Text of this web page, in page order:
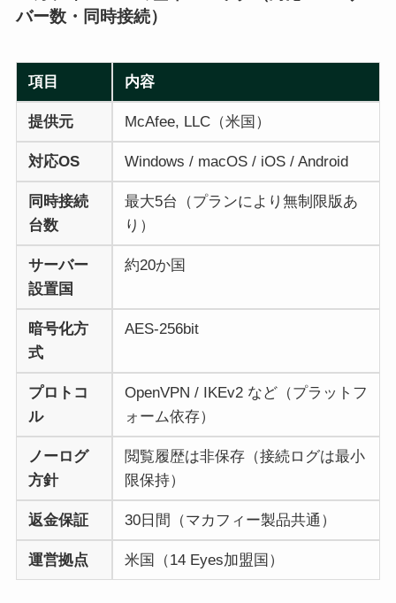
バー数・同時接続）
項目 内容
提供元 McAfee, LLC（米国）
対応OS Windows / macOS / iOS / Android
同時接続
台数
最大5台（プランにより無制限版あ
り）
サーバー
設置国
約20か国
暗号化方
式
AES-256bit
プロトコ
ル
OpenVPN / IKEv2 など（プラットフ
ォーム依存）
ノーログ
方針
閲覧履歴は非保存（接続ログは最小
限保持）
返金保証 30日間（マカフィー製品共通）
運営拠点 米国（14 Eyes加盟国）